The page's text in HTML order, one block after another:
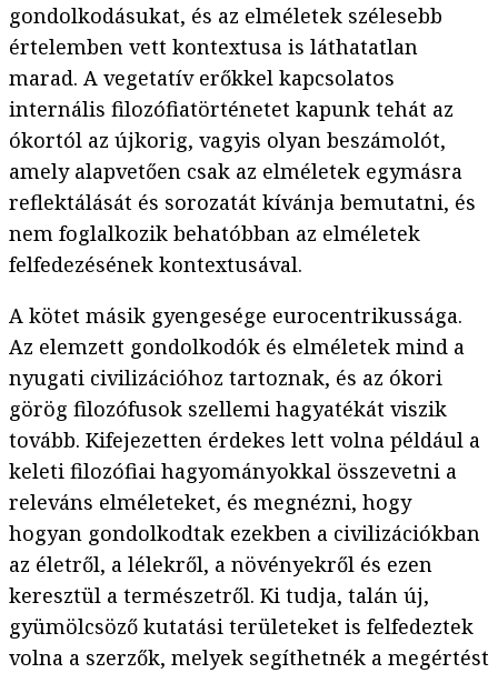
gondolkodásukat, és az elméletek szélesebb
értelemben vett kontextusa is láthatatlan
marad. A vegetatív erőkkel kapcsolatos
internális filozófiatörténetet kapunk tehát az
ókortól az újkorig, vagyis olyan beszámolót,
amely alapvetően csak az elméletek egymásra
reflektálását és sorozatát kívánja bemutatni, és
nem foglalkozik behatóbban az elméletek
felfedezésének kontextusával.
A kötet másik gyengesége eurocentrikussága.
Az elemzett gondolkodók és elméletek mind a
nyugati civilizációhoz tartoznak, és az ókori
görög filozófusok szellemi hagyatékát viszik
tovább. Kifejezetten érdekes lett volna például a
keleti filozófiai hagyományokkal összevetni a
releváns elméleteket, és megnézni, hogy
hogyan gondolkodtak ezekben a civilizációkban
az életről, a lélekről, a növényekről és ezen
keresztül a természetről. Ki tudja, talán új,
gyümölcsöző kutatási területeket is felfedeztek
volna a szerzők, melyek segíthetnék a megértést